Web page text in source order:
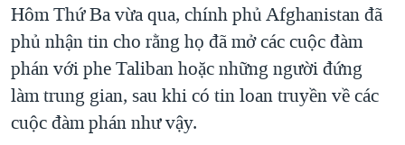
QUAN HỆ VIỆT MỸ
Hôm Thứ Ba vừa qua, chính phủ Afghanistan đã
phủ nhận tin cho rằng họ đã mở các cuộc đàm
phán với phe Taliban hoặc những người đứng
làm trung gian, sau khi có tin loan truyền về các
cuộc đàm phán như vậy.